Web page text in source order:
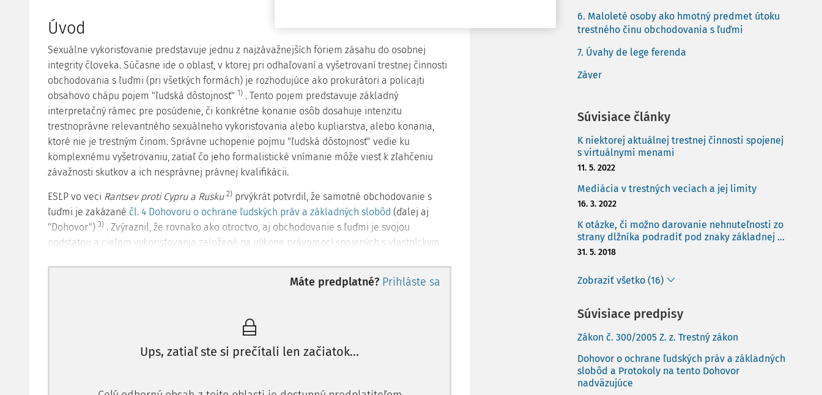
Úvod
Sexuálne vykorisťovanie predstavuje jednu z najzávažnejších foriem zásahu do osobnej
integrity človeka. Súčasne ide o oblasť, v ktorej pri odhaľovaní a vyšetrovaní trestnej činnosti
obchodovania s ľuďmi (pri všetkých formách) je rozhodujúce ako prokurátori a policajti
obsahovo chápu pojem "ľudská dôstojnosť" 1) . Tento pojem predstavuje základný
interpretačný rámec pre posúdenie, či konkrétne konanie osôb dosahuje intenzitu
trestnoprávne relevantného sexuálneho vykorisťovania alebo kupliarstva, alebo konania,
ktoré nie je trestným činom. Správne uchopenie pojmu "ľudská dôstojnosť" vedie ku
komplexnému vyšetrovaniu, zatiaľ čo jeho formalistické vnímanie môže viesť k zľahčeniu
závažnosti skutkov a ich nesprávnej právnej kvalifikácii.
ESĽP vo veci Rantsev proti Cypru a Rusku 2) prvýkrát potvrdil, že samotné obchodovanie s
ľuďmi je zakázané čl. 4 Dohovoru o ochrane ľudských práv a základných slobôd (ďalej aj
"Dohovor") 3) . Zvýraznil, že rovnako ako otroctvo, aj obchodovanie s ľuďmi je svojou
podstatou a cieľom vykorisťovania založené na výkone právomocí spojených s vlastníckym
nad aktivitami obetí, ktorých pohyb je často ohraničený a zahŕňa použitie psychického alebo
ktoré nekonali napriek existujúcim indí­ciám, že Rantsev bola obeťou trestného činu
obchodovania s ľuďmi a nie iného trestného činu.
Rozlíšenie medzi trestným činom kupliarstva a trestným činom obchodovania s ľuďmi formou
kvalifikácie. Nejde pritom o
"stupňovanie"
tej istej kriminality, ale o kvalitatívne odlišné
Máte predplatné? Prihláste sa
Ups, zatiaľ ste si prečítali len začiatok...
6. Maloleté osoby ako hmotný predmet útoku
trestného činu obchodovania s ľuďmi
7. Úvahy de lege ferenda
Záver
Súvisiace články
K niektorej aktuálnej trestnej činnosti spojenej
s virtuálnymi menami
11. 5. 2022
Mediácia v trestných veciach a jej limity
16. 3. 2022
K otázke, či možno darovanie nehnuteľnosti zo
strany dlžníka podradiť pod znaky základnej ...
31. 5. 2018
Zobraziť všetko (16)
Súvisiace predpisy
Zákon č. 300/2005 Z. z. Trestný zákon
Dohovor o ochrane ľudských práv a základných
slobôd a Protokoly na tento Dohovor
nadväzujúce